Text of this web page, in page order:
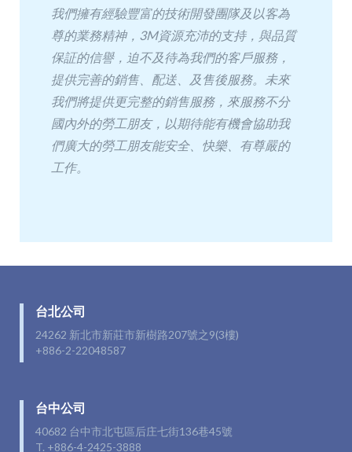
我們擁有經驗豐富的技術開發團隊及以客為
尊的業務精神，3M資源充沛的支持，與品質
保証的信譽，迫不及待為我們的客戶服務，
提供完善的銷售、配送、及售後服務。未來
我們將提供更完整的銷售服務，來服務不分
國內外的勞工朋友，以期待能有機會協助我
們廣大的勞工朋友能安全、快樂、有尊嚴的
工作。
台北公司
24262 新北市新莊市新樹路207號之9(3樓)
+886-2-22048587
台中公司
40682 台中市北屯區后庄七街136巷45號
T. +886-4-2425-3888